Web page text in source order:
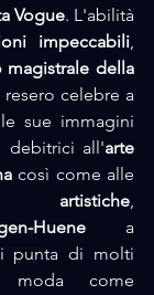
Vogue. L'abilità
impeccabili,
magistrale della
celebre a
sue immagini
debitrici all'arte
,
Huene a
punta di molti